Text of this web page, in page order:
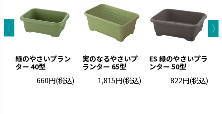
緑のやさいプラン
ター 40型
660円(税込)
実のなるやさいプ
ランター 65型
1,815円(税込)
ES 緑のやさいプラ
ンター 50型
822円(税込)